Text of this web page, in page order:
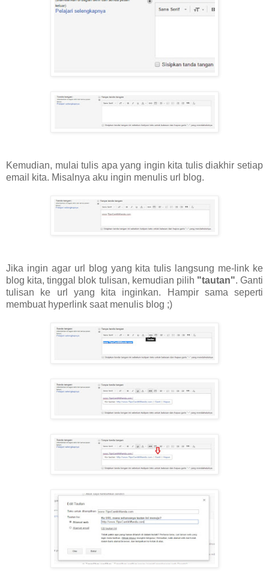
Kemudian, mulai tulis apa yang ingin kita tulis diakhir setiap
email kita. Misalnya aku ingin menulis url blog.
Jika ingin agar url blog yang kita tulis langsung me-link ke
blog kita, tinggal blok tulisan, kemudian pilih "tautan". Ganti
tulisan ke url yang kita inginkan. Hampir sama seperti
membuat hyperlink saat menulis blog ;)